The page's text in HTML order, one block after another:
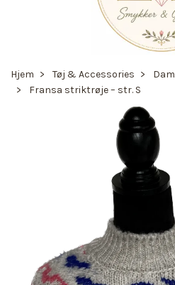
Hjem Tøj & Accessories
Fransa striktrøje – str. S